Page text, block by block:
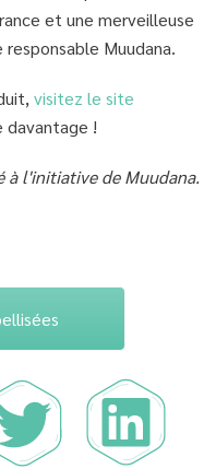
et une merveilleuse
Muudana.
visitez le site
davantage !
à l'initiative de Muudana.